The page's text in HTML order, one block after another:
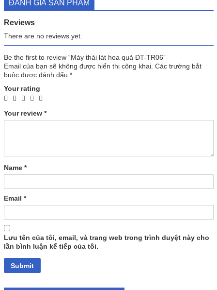
ĐÁNH GIÁ SẢN PHẨM
Reviews
There are no reviews yet.
Be the first to review “Máy thái lát hoa quả ĐT-TR06”
Email của bạn sẽ không được hiển thị công khai. Các trường bắt
buộc được đánh dấu *
Your rating
Your review *
Name *
Email *
Lưu tên của tôi, email, và trang web trong trình duyệt này cho
lần bình luận kế tiếp của tôi.